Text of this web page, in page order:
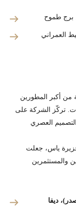
برج طموح
العمراني
العقارية من أكبر المطورين
تركّز الشركة على
العصري
ياس، جعلت
والمستثمرين
ديفا